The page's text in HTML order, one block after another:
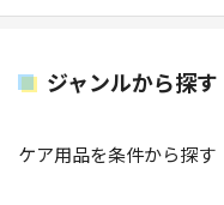
ジャンルから探す
ケア用品を条件から探す